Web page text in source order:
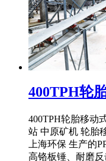
400TPH轮
400TPH轮胎移动
站 中原矿机 轮胎
上海环保 生产的
高铬板锤、耐磨